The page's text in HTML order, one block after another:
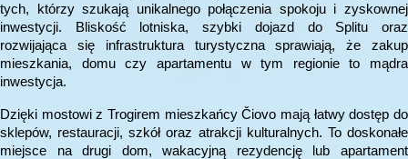
tych, którzy szukają unikalnego połączenia spokoju i zyskownej
inwestycji. Bliskość lotniska, szybki dojazd do Splitu oraz
rozwijająca się infrastruktura turystyczna sprawiają, że zakup
mieszkania, domu czy apartamentu w tym regionie to mądra
inwestycja.
Dzięki mostowi z Trogirem mieszkańcy Čiovo mają łatwy dostęp do
sklepów, restauracji, szkół oraz atrakcji kulturalnych. To doskonałe
miejsce na drugi dom, wakacyjną rezydencję lub apartament